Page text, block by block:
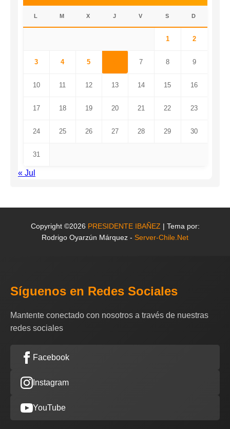
L M X J V S D
1 2
3 4 5 7 8 9
10 11 12 13 14 15 16
17 18 19 20 21 22 23
24 25 26 27 28 29 30
31
« Jul
Copyright ©2026 PRESIDENTE IBAÑEZ | Tema por:
Rodrigo Oyarzún Márquez - Server-Chile.Net
Síguenos en Redes Sociales
Mantente conectado con nosotros a través de nuestras
redes sociales
Facebook
Instagram
YouTube